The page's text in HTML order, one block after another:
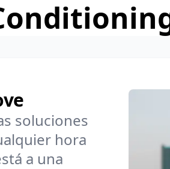
soluciones
hora
a una